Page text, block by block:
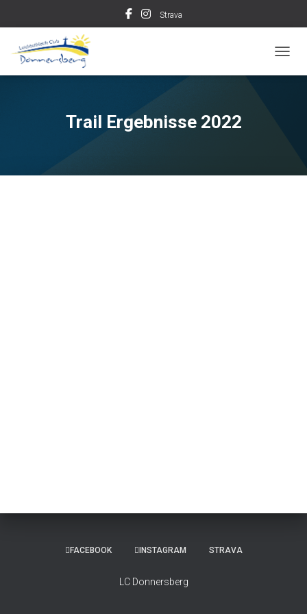
Strava
Trail Ergebnisse 2022
FACEBOOK INSTAGRAM STRAVA
LC Donnersberg